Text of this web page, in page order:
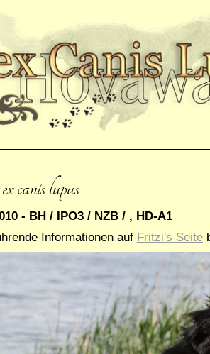
canis lupus
- BH / IPO3 / NZB / , HD-A1
Informationen auf Fritzi's Seite